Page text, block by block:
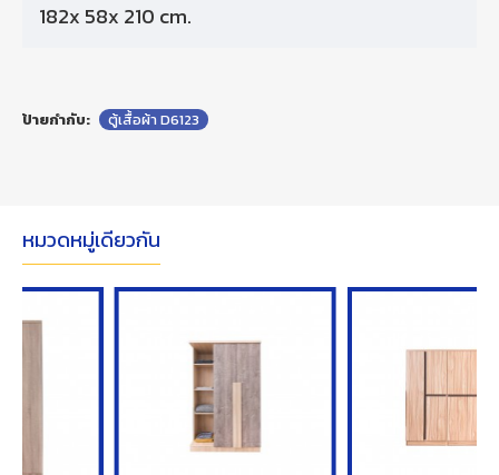
182x 58x 210 cm.
ป้ายกำกับ: ตู้เสื้อผ้า D6123
หมวดหมู่เดียวกัน